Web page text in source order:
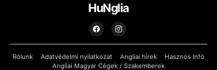
HuNglia
Rólunk Adatvédelmi nyilatkozat Angliai hírek
Hasznos Infó
Angliai Magyar Cégek / Szakemberek